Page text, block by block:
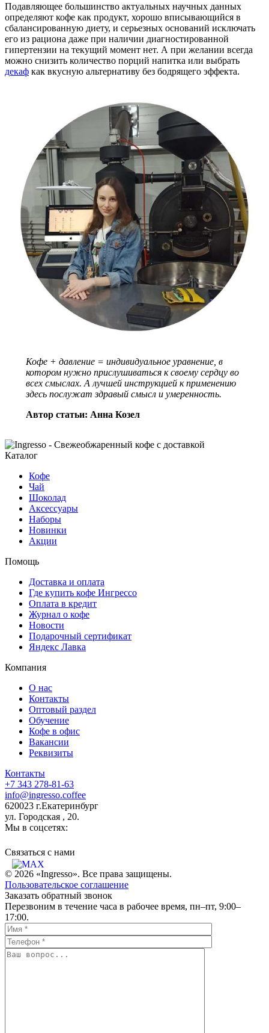
Подавляющее большинство актуальных научных данных
определяют кофе как продукт, хорошо вписывающийся в
сбалансированную диету, и серьезных оснований исключать
его из рациона даже при наличии диагностированной
гипертензии на текущий момент нет. А при желании всегда
можно снизить количество порций напитка или выбрать
декаф как вкусную альтернативу без бодрящего эффекта.
Кофе + давление = индивидуальное уравнение, в
котором нужно прислушиваться к своему сердцу во
всех смыслах. А лучшей инструкцией к применению
здесь послужат здравый смысл и умеренность.
Автор статьи: Анна Козел
Каталог
Кофе
Чай
Шоколад
Аксессуары
Наборы
Новинки
Акции
Помощь
Доставка и оплата
Где купить кофе Ингрессо
Оплата в кредит
Журнал о кофе
Новости
Подарочный сертификат
Яндекс Лавка
Компания
О нас
Контакты
Оптовый раздел
Обучение
Кофе в офис
Вакансии
Реквизиты
Контакты
+7 343 278-81-63
info@ingresso.coffee
620023 г.Екатеринбург
ул. Городская , 20.
Мы в соцсетях:
Связаться c нами
© 2026 «Ingresso». Все права защищены.
Пользовательское соглашение
Заказать обратный звонок
Перезвоним в течение часа в рабочее время, пн–пт, 9:00–
17:00.